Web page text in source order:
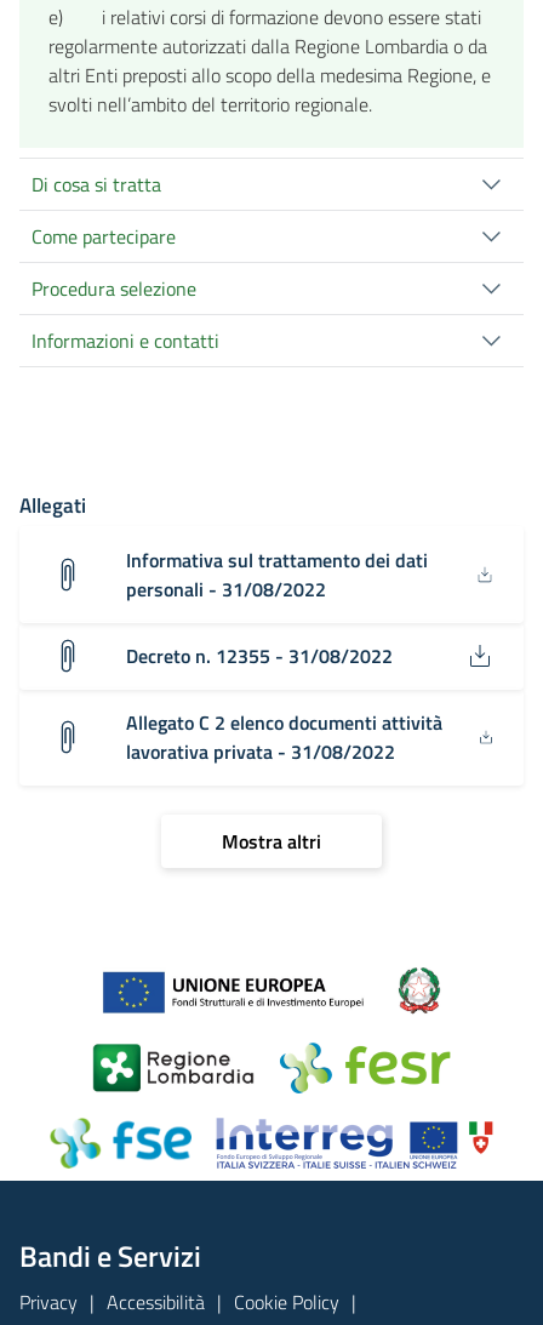
e) i relativi corsi di formazione devono essere stati
regolarmente autorizzati dalla Regione Lombardia o da
altri Enti preposti allo scopo della medesima Regione, e
svolti nell’ambito del territorio regionale.
Di cosa si tratta
Come partecipare
Procedura selezione
Informazioni e contatti
Allegati
Informativa sul trattamento dei dati
personali - 31/08/2022
Decreto n. 12355 - 31/08/2022
Allegato C 2 elenco documenti attività
lavorativa privata - 31/08/2022
Mostra altri
Bandi e Servizi
Privacy Accessibilità Cookie Policy